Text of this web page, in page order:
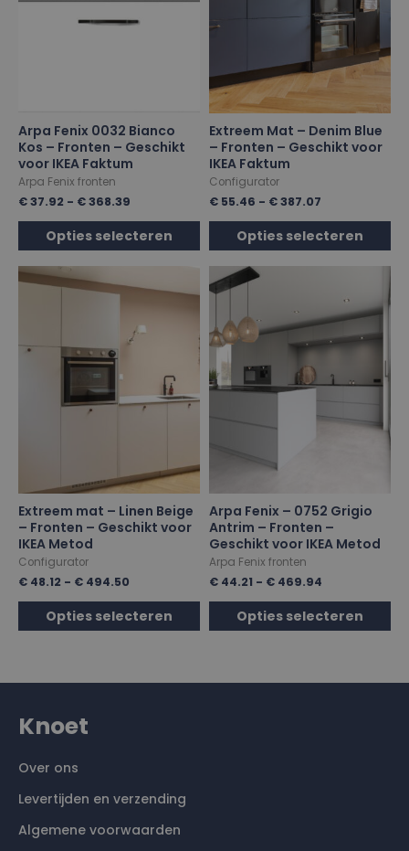
Arpa Fenix 0032 Bianco
Kos – Fronten – Geschikt
voor IKEA Faktum
Arpa Fenix fronten
€37.92 - €368.39
Opties selecteren
Extreem Mat – Denim Blue
– Fronten – Geschikt voor
IKEA Faktum
Configurator
€ 55.46 - €387.07
Opties selecteren
Extreem mat – Linen Beige
– Fronten – Geschikt voor
IKEA Metod
Configurator
€ 48.12 - € 494.50
Opties selecteren
Arpa Fenix – 0752 Grigio
Antrim – Fronten –
Geschikt voor IKEA Metod
Arpa Fenix fronten
€ 44.21 - € 469.94
Opties selecteren
Knoet
Over ons
Levertijden en verzending
Algemene voorwaarden